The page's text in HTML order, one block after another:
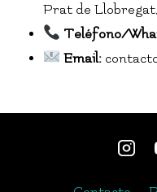
Prat de
Teléfono/
Email: